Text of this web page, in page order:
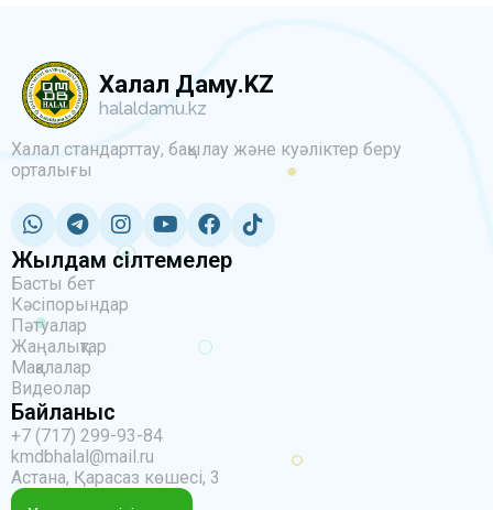
Халал Даму.KZ
halaldamu.kz
Халал стандарттау, бақылау және куәліктер беру
орталығы
Жылдам сілтемелер
Басты бет
Кәсіпорындар
Пәтуалар
Жаңалықтар
Мақалалар
Видеолар
Байланыс
+7 (717) 299-93-84
kmdbhalal@mail.ru
Астана, Қарасаз көшесі, 3